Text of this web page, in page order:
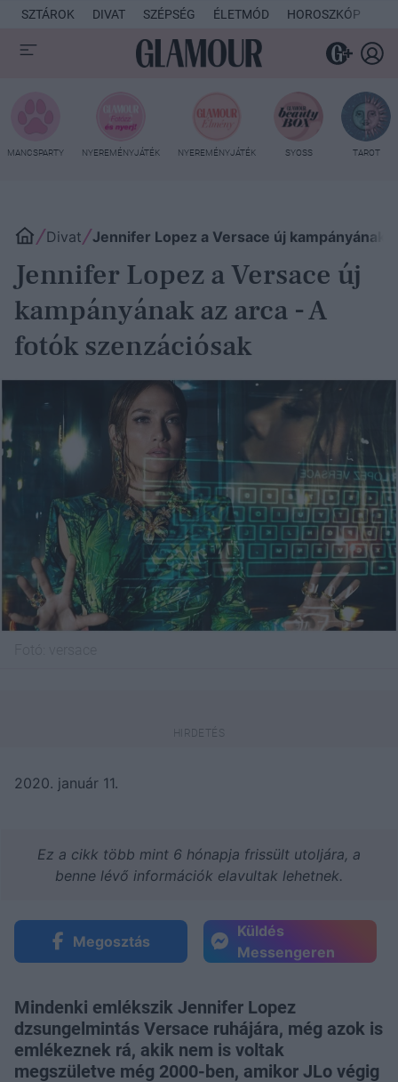
SZTÁROK DIVAT SZÉPSÉG ÉLETMÓD HOROSZKÓP
MANCSPARTY NYEREMÉNYJÁTÉK NYEREMÉNYJÁTÉK SYOSS TAROT
Divat Jennifer Lopez a Versace új kampányának
Jennifer Lopez a Versace új
kampányának az arca - A
fotók szenzációsak
2020. január 11.
Ez a cikk több mint 6 hónapja frissült utoljára, a
benne lévő információk elavultak lehetnek.
Megosztás
Küldés
Messengeren
Mindenki emlékszik Jennifer Lopez
dzsungelmintás Versace ruhájára, még azok is
emlékeznek rá, akik nem is voltak
megszületve még 2000-ben, amikor JLo végig